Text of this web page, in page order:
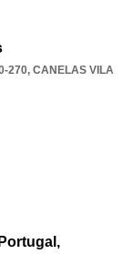
270, CANELAS VILA